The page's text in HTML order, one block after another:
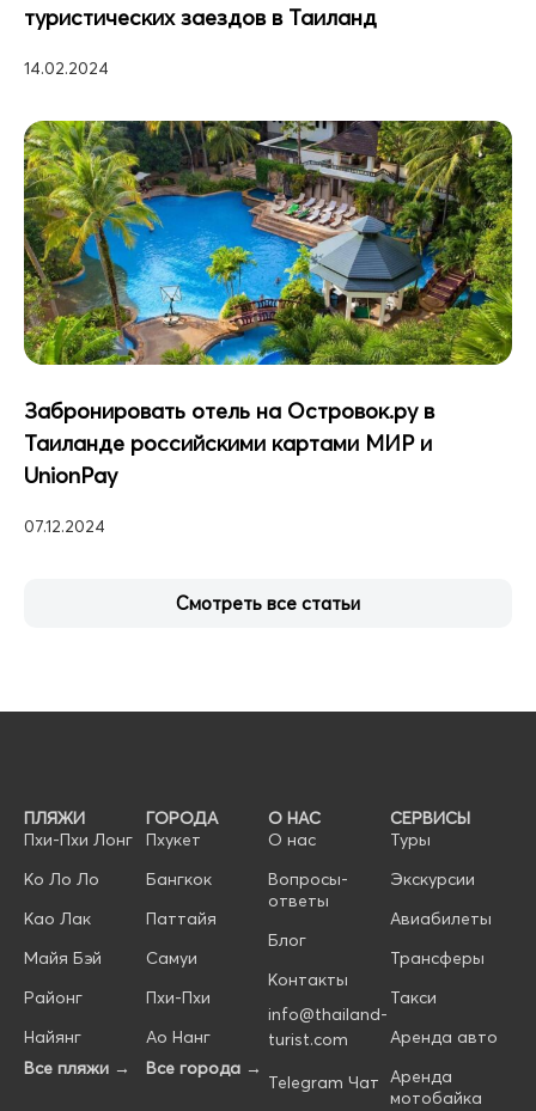
туристических заездов в Таиланд
14.02.2024
Забронировать отель на Островок.ру в
Таиланде российскими картами МИР и
UnionPay
07.12.2024
Смотреть все статьи
ПЛЯЖИ
Пхи-Пхи Лонг
Ко Ло Ло
Као Лак
Майя Бэй
Районг
Найянг
Все пляжи →
ГОРОДА
Пхукет
Бангкок
Паттайя
Самуи
Пхи-Пхи
Ао Нанг
Все города →
О НАС
О нас
Вопросы-
ответы
Блог
Контакты
info@thailand-
turist.com
Telegram Чат
СЕРВИСЫ
Туры
Экскурсии
Авиабилеты
Трансферы
Такси
Аренда авто
Аренда
мотобайка